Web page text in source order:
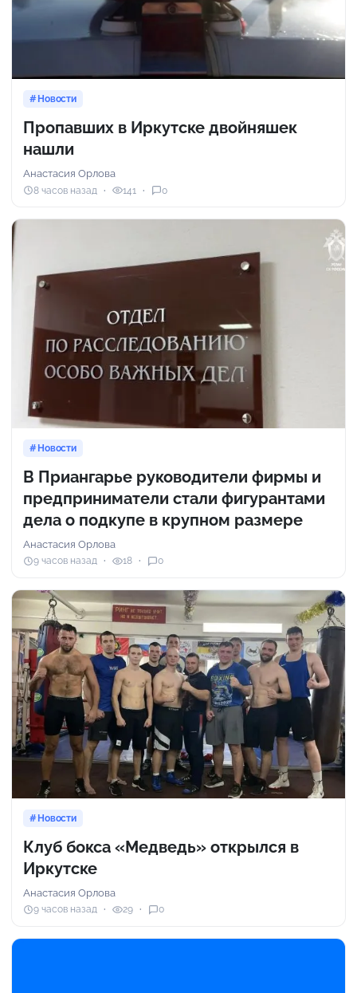
Новости
Пропавших в Иркутске двойняшек
нашли
Анастасия Орлова
8 часов назад 141 0
Новости
В Приангарье руководители фирмы и
предприниматели стали фигурантами
дела о подкупе в крупном размере
Анастасия Орлова
9 часов назад 18 0
Новости
Клуб бокса «Медведь» открылся в
Иркутске
Анастасия Орлова
9 часов назад 29 0